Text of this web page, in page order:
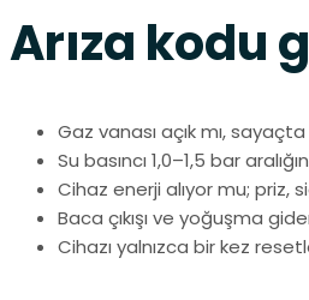
Arıza kodu
Gaz vanası açık mı,
Su basıncı 1,0–1,5 bar
Cihaz enerji alıyor mu; priz,
Baca çıkışı ve yoğuşma
Cihazı yalnızca bir kez